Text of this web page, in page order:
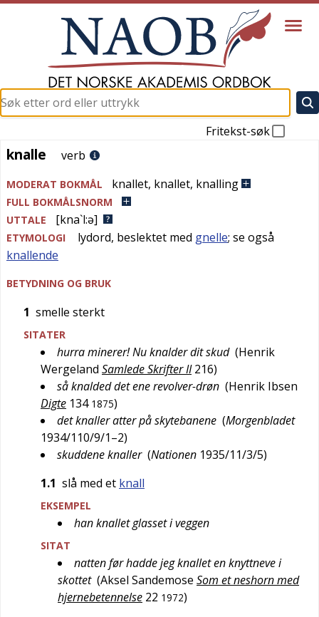
Fritekst-søk
knalle
knalle verb
MODERAT BOKMÅL knallet, knallet, knalling
FULL BOKMÅLSNORM
UTTALE
[kna`l:ə]
ETYMOLOGI lydord, beslektet med gnelle; se også
knallende
BETYDNING OG BRUK
1 smelle sterkt
SITATER
hurra minerer! Nu knalder dit skud (Henrik
Wergeland Samlede Skrifter II 216)
så knalded det ene revolver-drøn (Henrik Ibsen
Digte 134 1875)
det knaller atter på skytebanene (Morgenbladet
1934/110/9/1–2)
skuddene knaller (Nationen 1935/11/3/5)
1.1 slå med et knall
EKSEMPEL
han knallet glasset i veggen
SITAT
natten før hadde jeg knallet en knyttneve i
skottet (Aksel Sandemose Som et neshorn med
hjernebetennelse 22 1972)